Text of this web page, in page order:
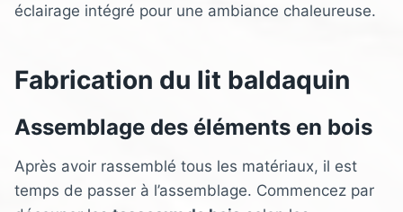
éclairage intégré pour une ambiance chaleureuse.
Fabrication du lit baldaquin
Assemblage des éléments en bois
Après avoir rassemblé tous les matériaux, il est
temps de passer à l’assemblage. Commencez par